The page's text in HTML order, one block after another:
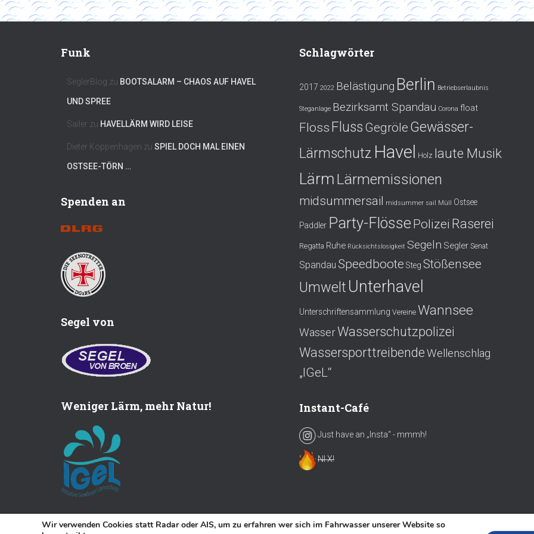
Funk
SeglerBlog zu BOOTSALARM – CHAOS AUF HAVEL
UND SPREE
Sailer zu HAVELLÄRM WIRD LEISE
Dieter Koppenhagen zu SPIEL DOCH MAL EINEN
OSTSEE-TÖRN …
Spenden an
Segel von
Weniger Lärm, mehr Natur!
Schlagwörter
2017 2022 Belästigung Berlin Betriebserlaubnis
Steganlage Bezirksamt Spandau Corona float
Floss Fluss Gegröle Gewässer-
Lärmschutz Havel Holz laute Musik
Lärm Lärmemissionen
midsummersail midsummer sail Müll Ostsee
Paddler Party-FlössePolizei Raserei
Regatta Ruhe Rücksichtslosigkeit Segeln Segler Senat
Spandau Speedboote Steg Stößensee
Umwelt Unterhavel
Unterschriftensammlung Vereine Wannsee
WasserWasserschutzpolizei
WassersporttreibendeWellenschlag
„IGeL“
Instant-Café
Just have an „Insta“ - mmmh!
NI X!
Wir verwenden Cookies statt Radar oder AIS, um zu erfahren wer sich im Fahrwasser unserer Website so